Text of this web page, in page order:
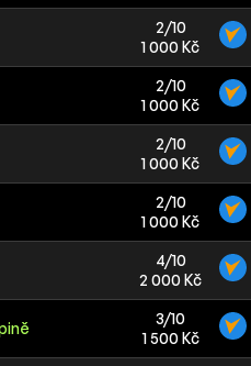
2/10
1 000 Kč
2/10
1 000 Kč
2/10
1 000 Kč
2/10
1 000 Kč
4/10
2 000 Kč
3/10
1 500 Kč